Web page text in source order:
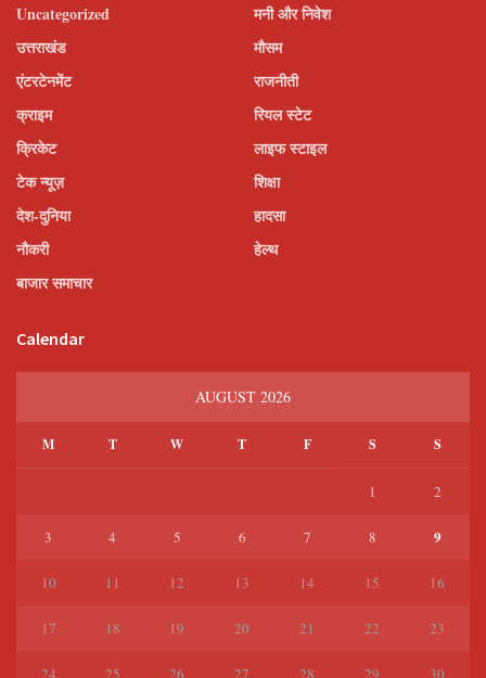
Uncategorized
उत्तराखंड
एंटरटेनमेंट
क्राइम
क्रिकेट
टेक न्यूज़
देश-दुनिया
नौकरी
बाजार समाचार
मनी और निवेश
मौसम
राजनीती
रियल स्टेट
लाइफ स्टाइल
शिक्षा
हादसा
हेल्थ
Calendar
AUGUST 2026
M T W T F S S
1 2
3 4 5 6 7 8 9
10 11 12 13 14 15 16
17 18 19 20 21 22 23
24 25 26 27 28 29 30